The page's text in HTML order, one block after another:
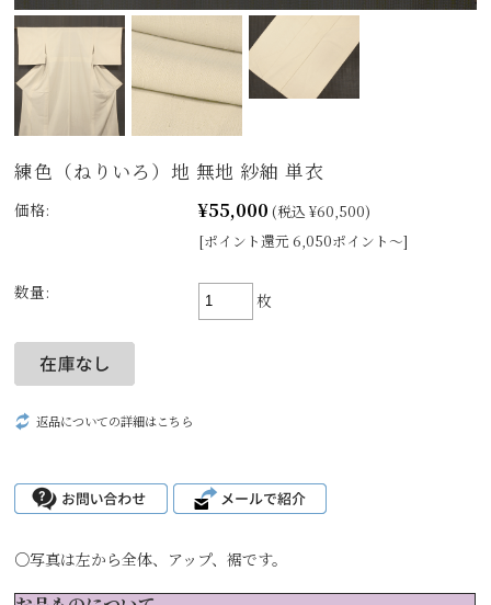
練色（ねりいろ）地 無地 紗紬 単衣
価格: ¥55,000 (税込 ¥60,500)
[ポイント還元 6,050ポイント～]
数量: 枚
返品についての詳細はこちら
○写真は左から全体、アップ、裾です。